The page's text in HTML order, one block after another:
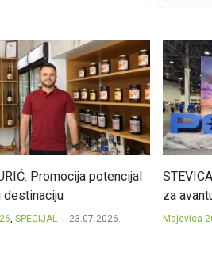
Promocija potencijal
destinaciju
, SPECIJAL 23.07.2026.
za
Majevica